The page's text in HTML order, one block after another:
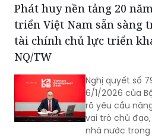
trong thúc
Phát huy nền tảng 20
triển Việt Nam sẵn sàng
tài chính chủ lực triển
NQ/TW
Nghị quyết số
6/1/2026 của
rõ yêu cầu
vai trò chủ
nhà nước